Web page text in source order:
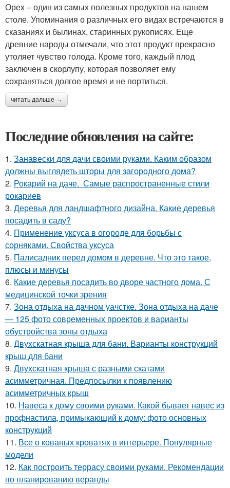
Орех – один из самых полезных продуктов на нашем
столе. Упоминания о различных его видах встречаются в
сказаниях и былинах, старинных рукописях. Еще
древние народы отмечали, что этот продукт прекрасно
утоляет чувство голода. Кроме того, каждый плод
заключен в скорлупу, которая позволяет ему
сохраняться долгое время и не портиться.
читать дальше →
Последние обновления на сайте:
1. Занавески для дачи своими руками. Каким образом
должны выглядеть шторы для загородного дома?
2. Рокарий на даче. Самые распространенные стили
рокариев
3. Деревья для ландшафтного дизайна. Какие деревья
посадить в саду?
4. Применение уксуса в огороде для борьбы с
сорняками. Свойства уксуса
5. Палисадник перед домом в деревне. Что это такое,
плюсы и минусы
6. Какие деревья посадить во дворе частного дома. С
медицинской точки зрения
7. Зона отдыха на дачном уачстке. Зона отдыха на даче
— 125 фото современных проектов и варианты
обустройства зоны отдыха
8. Двухскатная крыша для бани. Варианты конструкций
крыш для бани
9. Двухскатная крыша с разными скатами
асимметричная. Предпосылки к появлению
асимметричных крыш
10. Навеса к дому своими руками. Какой бывает навес из
профнастила, примыкающий к дому: фото основных
конструкций
11. Все о кованых кроватях в интерьере. Популярные
модели
12. Как построить террасу своими руками. Рекомендации
по планированию веранды